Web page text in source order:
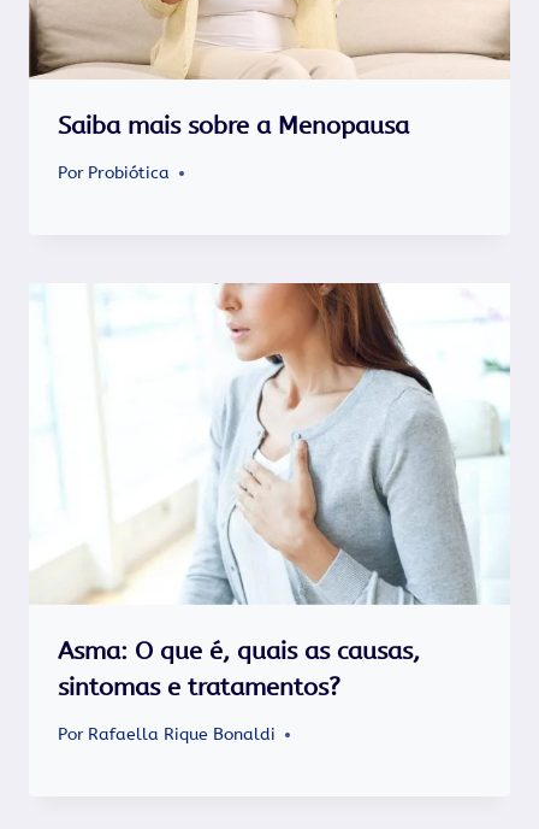
Saiba mais sobre a Menopausa
Por Probiótica
Asma: O que é, quais as causas,
sintomas e tratamentos?
Por Rafaella Rique Bonaldi